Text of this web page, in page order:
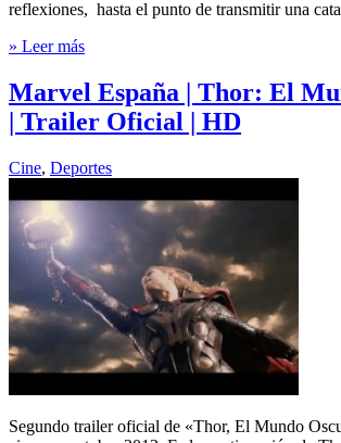
reflexiones, hasta el punto de transmitir una
» Leer más
Marvel España | Thor: El
| Trailer Oficial | HD
Cine, Deportes
Segundo trailer oficial de «Thor, El Mundo